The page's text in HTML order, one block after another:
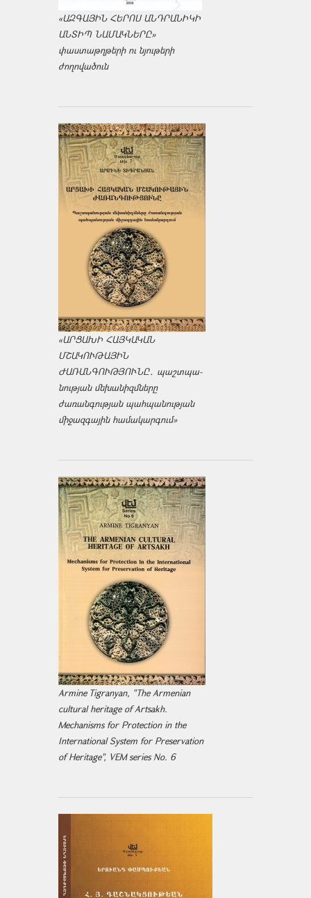
«ԱԶԳԱՅԻՆ ՀԵՐՈՍ ԱՆԴՐԱՆԻԿԻ
ԱՆՏԻՊ ՆԱՄԱԿՆԵՐԸ»
փաստաթղթերի ու նյութերի
ժողովածուն
«ԱՐՑԱԽԻ ՀԱՅԿԱԿԱՆ
ՄՇԱԿՈՒԹԱՅԻՆ
ԺԱՌԱՆԳՈՒԹՅՈՒՆԸ․ պաշտպա­
նության մեխանիզմները
ժառանգության պահպանության
միջազ­գային համակարգում»
Armine Tigranyan, "The Armenian
cultural heritage of Artsakh.
Mechanisms for Protection in the
International System for Preservation
of Heritage", VEM series No. 6